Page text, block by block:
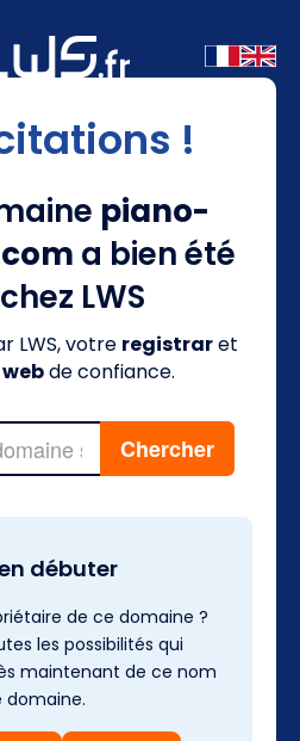
!
piano-
a bien été
LWS
LWS, votre registraret
de confiance.
débuter
de ce domaine ?
les possibilités qui
maintenant de ce nom
domaine.